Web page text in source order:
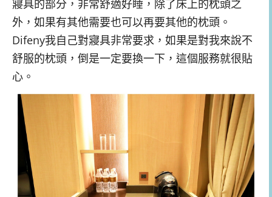
寢具的部分，非常舒適好睡，除了床上的枕頭之
外，如果有其他需要也可以再要其他的枕頭。
Difeny我自己對寢具非常要求，如果是對我來說不
舒服的枕頭，倒是一定要換一下，這個服務就很貼
心。